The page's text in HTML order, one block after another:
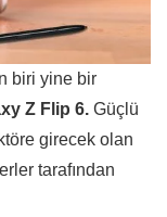
biri yine bir
Z Flip 6. Güçlü
girecek olan
tarafından